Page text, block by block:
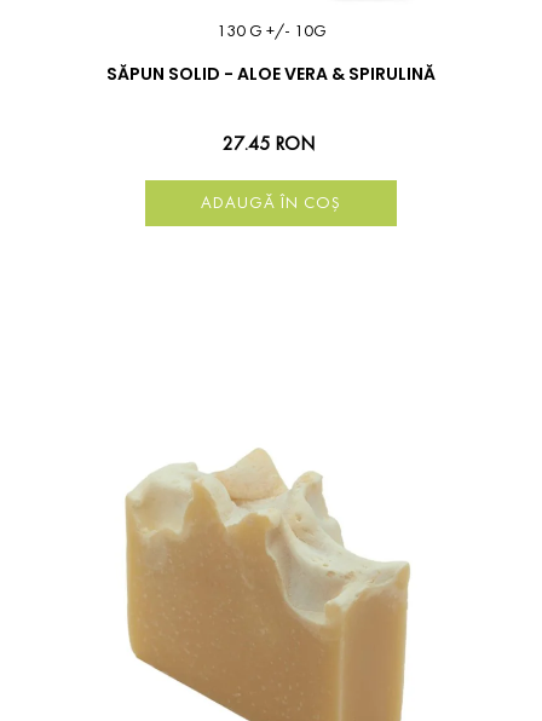
130 G +/- 10G
SĂPUN SOLID - ALOE VERA & SPIRULINĂ
27.45 RON
ADAUGĂ ÎN COȘ